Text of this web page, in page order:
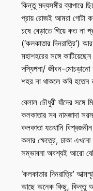
কিন্তু মদ্যসঙ্গীর ব্যাপারে
প্রায় রোজই আমরা গোটা
চষে বেড়াতে গিয়ে কত না
(‘কলকাতার দিনরাত্রি’)
মহাশহরের সঙ্গে
দস্যিপনা/ জীবন-
শহর না থাকলে কবি হতেন
বেলাল চৌধুরী যাঁদের সঙ্গে
কলকাতার সব নামজাদা
কলকাতা যতখানি
কলার ক্ষেত্রে, ঢাকা
সম্ভাবনা অবশ্যই আরো
‘কলকাতার দিনরাত্রি’
আছে অনেক কিছু, কিন্তু